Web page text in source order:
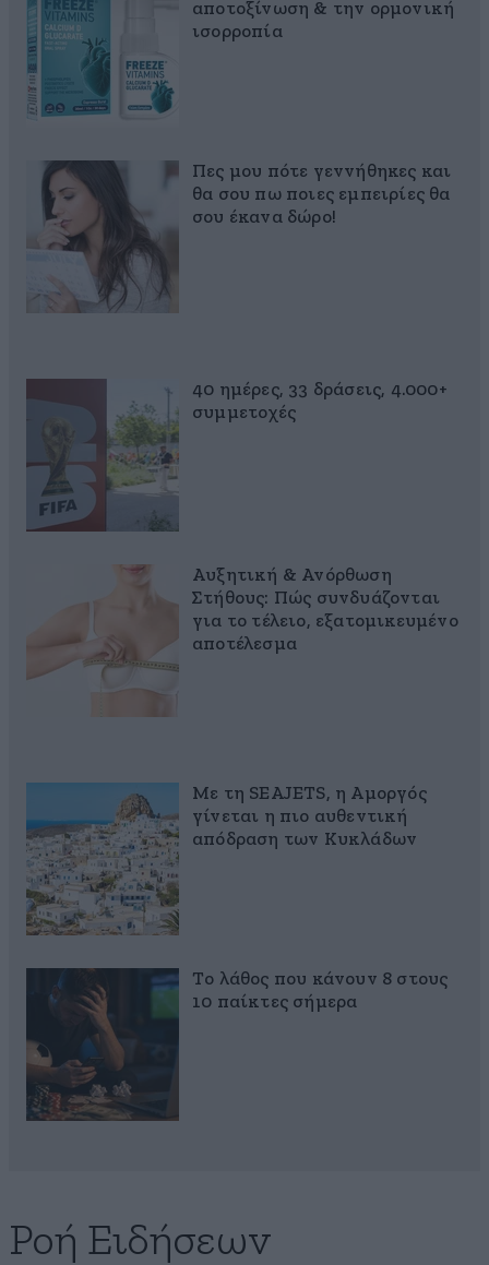
αποτοξίνωση & την ορμονική
ισορροπία
Πες μου πότε γεννήθηκες και
θα σου πω ποιες εμπειρίες θα
σου έκανα δώρο!
40 ημέρες, 33 δράσεις, 4.000+
συμμετοχές
Αυξητική & Ανόρθωση
Στήθους: Πώς συνδυάζονται
για το τέλειο, εξατομικευμένο
αποτέλεσμα
Με τη SEAJETS, η Αμοργός
γίνεται η πιο αυθεντική
απόδραση των Κυκλάδων
Το λάθος που κάνουν 8 στους
10 παίκτες σήμερα
Ροή Ειδήσεων